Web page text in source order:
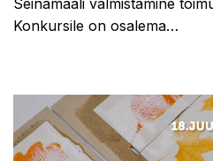
Seinamaali valmistamine
Konkursile on osalema…